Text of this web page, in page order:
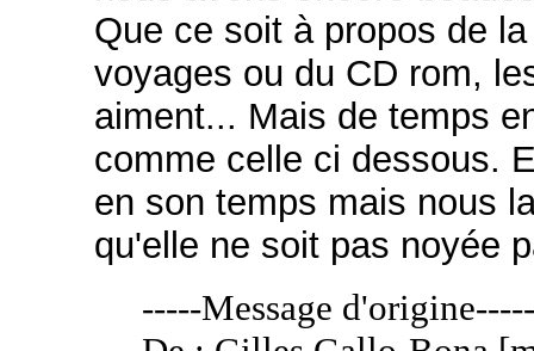
Que ce soit à propos de
voyages ou du CD rom,
aiment... Mais de temps
comme celle ci dessous.
en son temps mais nous
qu'elle ne soit pas noyée
-----Message d'origine-----